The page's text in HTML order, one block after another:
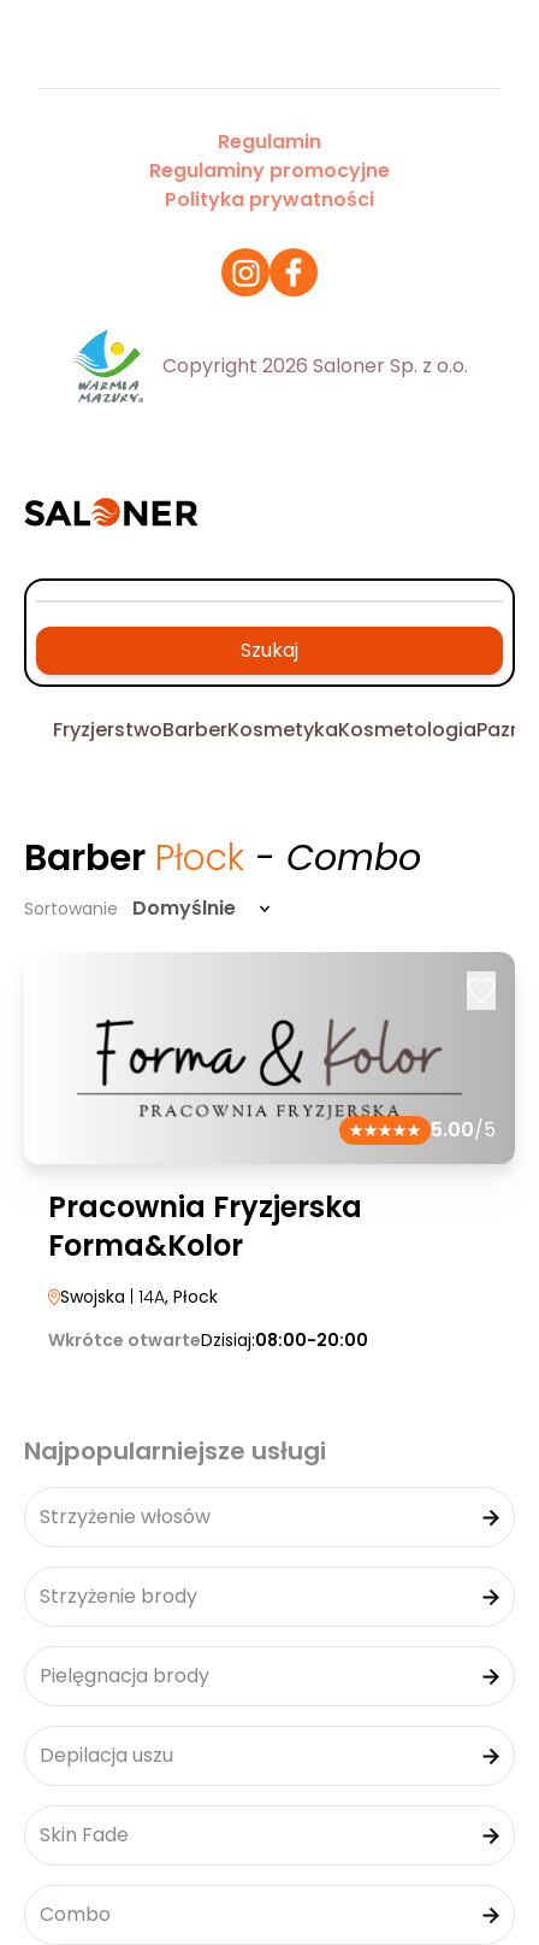
Regulamin
Regulaminy promocyjne
Polityka prywatności
Copyright 2026 Saloner Sp. z o.o.
Szukaj
FryzjerstwoBarberKosmetykaKosmetologia
Barber Płock - Combo
Sortowanie Domyślnie
5.00/5
Pracownia Fryzjerska
Forma&Kolor
Swojska | 14A, Płock
Wkrótce otwarteDzisiaj:08:00-20:00
Najpopularniejsze usługi
Strzyżenie włosów
Strzyżenie brody
Pielęgnacja brody
Depilacja uszu
Skin Fade
Combo